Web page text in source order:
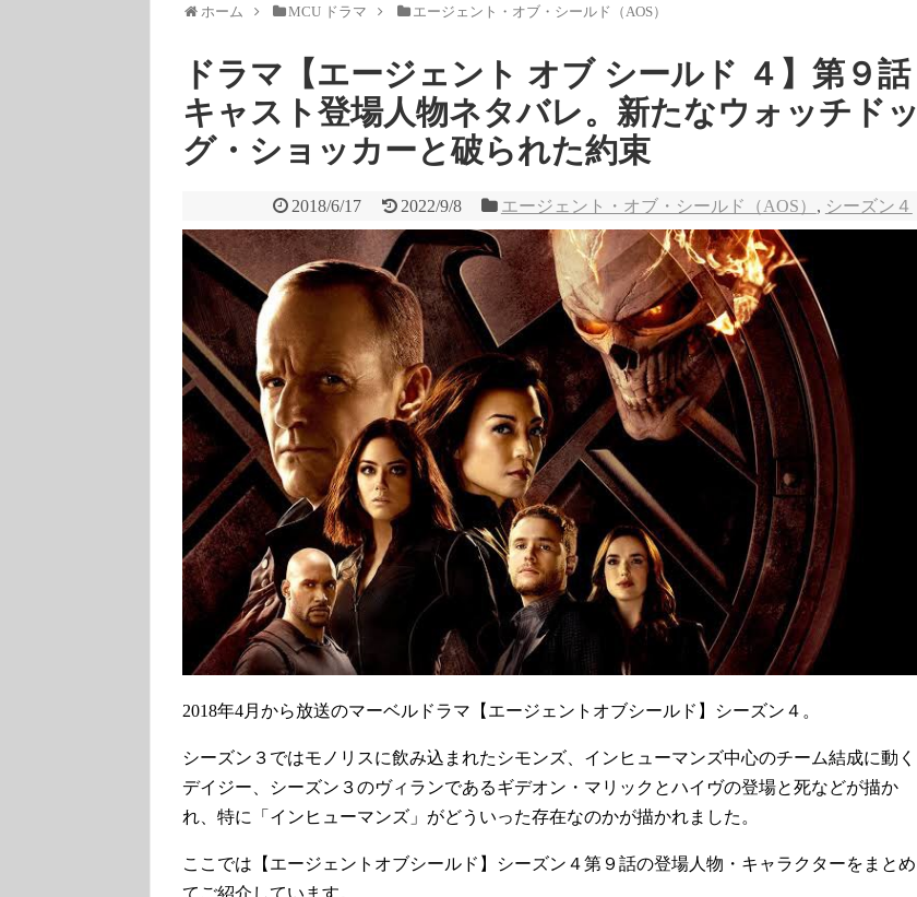
ホーム MCU ドラマ エージェント・オブ・シールド（AOS）
ドラマ【エージェント オブ シールド ４】第９話
キャスト登場人物ネタバレ。新たなウォッチドッ
グ・ショッカーと破られた約束
2018/6/17 2022/9/8 エージェント・オブ・シールド（AOS） , シーズン４
2018年4月から放送のマーベルドラマ【エージェントオブシールド】シーズン４。
シーズン３ではモノリスに飲み込まれたシモンズ、インヒューマンズ中心のチーム結成に動く
デイジー、シーズン３のヴィランであるギデオン・マリックとハイヴの登場と死などが描か
れ、特に「インヒューマンズ」がどういった存在なのかが描かれました。
ここでは【エージェントオブシールド】シーズン４第９話の登場人物・キャラクターをまとめ
てご紹介しています。